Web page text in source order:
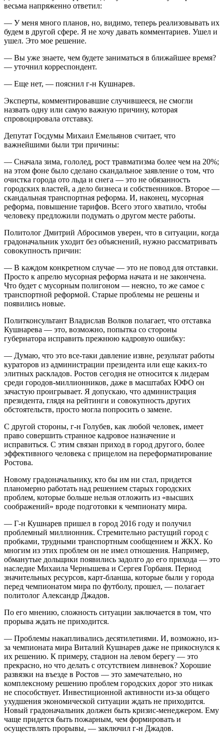
весьма напряженно ответил:
— У меня много планов, но, видимо, теперь реализовывать их
будем в другой сфере. Я не хочу давать комментариев. Ушел и
ушел. Это мое решение.
— Вы уже знаете, чем будете заниматься в ближайшее время?
— уточнил корреспондент.
— Еще нет, — пояснил г-н Кушнарев.
Эксперты, комментировавшие случившееся, не смогли
назвать одну или самую важную причину, которая
спровоцировала отставку.
Депутат Госдумы Михаил Емельянов считает, что
важнейшими были три причины:
— Сначала зима, гололед, рост травматизма более чем на 20%;
на этом фоне было сделано скандальное заявление о том, что
очистка города ото льда и снега — это не обязанность
городских властей, а дело бизнеса и собственников. Второе —
скандальная транспортная реформа. И, наконец, мусорная
реформа, повышение тарифов. Всего этого хватило, чтобы
человеку предложили подумать о другом месте работы.
Политолог Дмитрий Абросимов уверен, что в ситуации, когда
градоначальник уходит без объяснений, нужно рассматривать
совокупность причин:
— В каждом конкретном случае — это не повод для отставки.
Просто к апрелю мусорная реформа начата и не закончена.
Что будет с мусорным полигоном — неясно, то же самое с
транспортной реформой. Старые проблемы не решены и
появились новые.
Политконсультант Владислав Волков полагает, что отставка
Кушнарева — это, возможно, попытка со стороны
губернатора исправить прежнюю кадровую ошибку:
— Думаю, что это все-таки давление извне, результат работы
кураторов из администрации президента или еще каких-то
элитных раскладов. Ростов сегодня не относится к лидерам
среди городов-миллионников, даже в масштабах ЮФО он
зачастую проигрывает. Я допускаю, что администрация
президента, глядя на рейтинги и совокупность других
обстоятельств, просто могла попросить о замене.
С другой стороны, г-н Голубев, как любой человек, имеет
право совершить странное кадровое назначение и
исправиться. С этим связан приход в город другого, более
эффективного человека с прицелом на переформатирование
Ростова.
Новому градоначальнику, кто бы им ни стал, придется
планомерно работать над решением старых городских
проблем, которые больше нельзя отложить из «высших
соображений» вроде подготовки к чемпионату мира.
— Г-н Кушнарев пришел в город 2016 году и получил
проблемный миллионник. Стремительно растущий город с
пробками, трудными транспортным сообщением и ЖКХ. Ко
многим из этих проблем он не имел отношения. Например,
обманутые дольщики появились задолго до его прихода — это
наследие Михаила Чернышева и Сергея Горбаня. Период
значительных ресурсов, карт-бланша, которые были у города
перед чемпионатом мира по футболу, прошел, — полагает
политолог Александр Джадов.
По его мнению, сложность ситуации заключается в том, что
прорыва ждать не приходится.
— Проблемы накапливались десятилетиями. И, возможно, из-
за чемпионата мира Виталий Кушнарев даже не прикоснулся к
их решению. К примеру, стадион на левом берегу — это
прекрасно, но что делать с отсутствием ливневок? Хорошие
развязки на въезде в Ростов — это замечательно, но
комплексному решению проблем городских дорог это никак
не способствует. Инвестиционной активности из-за общего
ухудшения экономической ситуации ждать не приходится.
Новый градоначальник должен быть кризис-менеджером. Ему
чаще придется быть пожарным, чем формировать и
осуществлять прорывы, — заключил г-н Джадов.